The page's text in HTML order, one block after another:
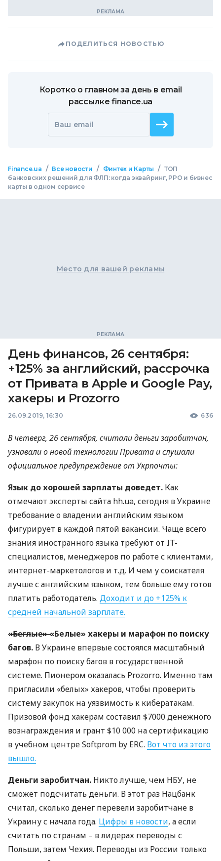
ПОДЕЛИТЬСЯ НОВОСТЬЮ
Коротко о главном за день в email
рассылке finance.ua
Ваш email
Finance.ua / Все новости / Финтех и Карты / ТОП
банковских решений для ФЛП: когда эквайринг, РРО и бизнес
карты в одном сервисе
Место для вашей рекламы
День финансов, 26 сентября:
+125% за английский, рассрочка
от Привата в Apple и Google Pay,
хакеры и Prozorro
26.09.2019, 16:30 636
В четверг, 26 сентября, считали деньги заробитчан,
узнавали о новой технологии Привата и слушали
официальное предупреждение от Укрпочты:
Язык до хорошей зарплаты доведет. Как
отмечают эксперты сайта hh.ua, сегодня в Украине
требование о владении английским языком
фигурирует в каждой пятой вакансии. Чаще всего
знания иностранного языка требуют от IT-
специалистов, менеджеров по работе с клиентами,
интернет-маркетологов и т.д. И чем у соискателя
лучше с английским языком, тем больше ему готов
платить работодатель. Доходит и до +125% к
средней начальной зарплате.
«̶Б̶е̶г̶л̶ы̶е̶»̶ «Белые» хакеры и марафон по поиску
багов. В Украине впервые состоялся масштабный
марафон по поиску багов в государственной
системе. Пионером оказалась Prozorro. Именно там
пригласили «белых» хакеров, чтобы проверить
систему закупок на уязвимость к кибератакам.
Призовой фонд хакерам составил $7000 денежного
вознаграждения и грант $10 000 на сертификацию
в учебном центре Softprom by ERC. Вот что из этого
вышло.
Деньги заробитчан. Никто лучше, чем НБУ, не
сможет подсчитать деньги. В этот раз Нацбанк
считал, сколько денег перевели заробитчане в
Украину с начала года. Цифры в новости, а если
считать по странам – в лидерах переводы с
Польши, затем Чехия. Переводы из России только